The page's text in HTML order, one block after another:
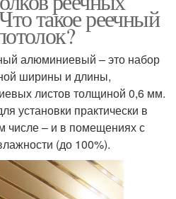
такое реечный
алюминиевый – это набор
ширины и длины,
листов толщиной 0,6 мм.
установки практически в
– и в помещениях с
(до 100%).